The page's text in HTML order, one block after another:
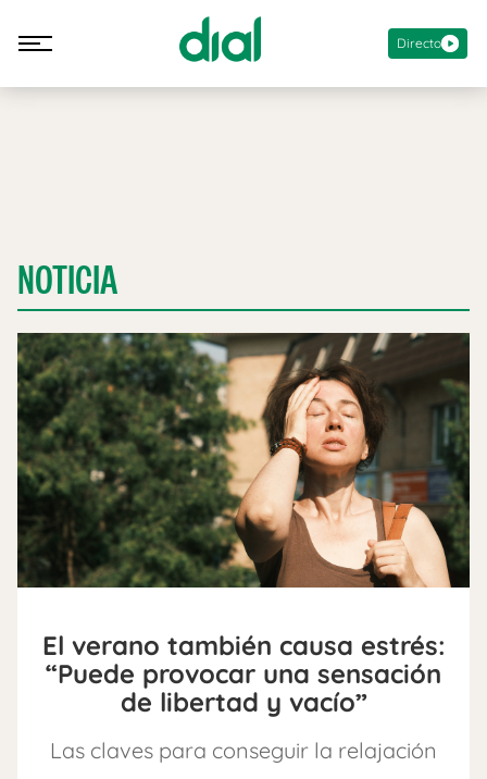
Directo
NOTICIA
El verano también causa estrés:
“Puede provocar una sensación
de libertad y vacío”
Las claves para conseguir la relajación